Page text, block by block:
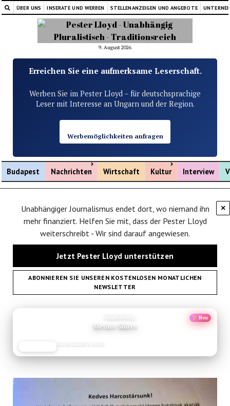
ÜBER UNS INSERATE UND WERBEN STELLENANZEIGEN UND ANGEBOTE
9. August 2026
Erreichen Sie eine aufmerksame Leserschaft.
Werben Sie im Pester Lloyd – für deutschsprachige
Leser mit Interesse an Ungarn und der Region.
Werbemöglichkeiten anfragen
Budapest Nachrichten
Menü öffnen
Wirtschaft Kultur
Menü öffnen
Interview
×
Unabhängiger Journalismus endet dort, wo niemand ihn
mehr finanziert. Helfen Sie mit, dass der Pester Lloyd
weiterschreibt - Wir sind darauf angewiesen.
Jetzt Pester Lloyd unterstützen
ABONNIEREN SIE UNSEREN KOSTENLOSEN MONATLICHEN
NEWSLETTER
Neu
Merino Shirts